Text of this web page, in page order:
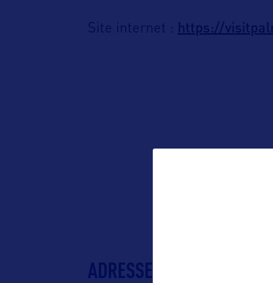
Site internet : https://
ADRESSES